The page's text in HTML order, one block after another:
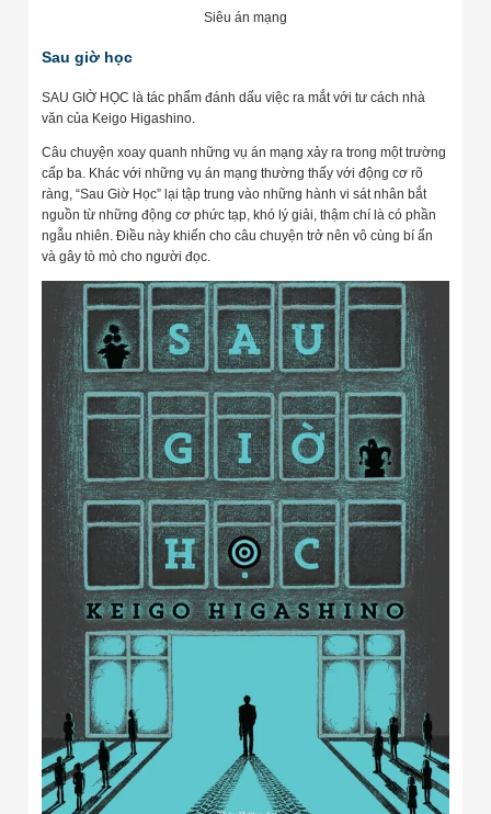
Siêu án mạng
Sau giờ học
SAU GIỜ HỌC là tác phẩm đánh dấu việc ra mắt với tư cách nhà
văn của Keigo Higashino.
Câu chuyện xoay quanh những vụ án mạng xảy ra trong một trường
cấp ba. Khác với những vụ án mạng thường thấy với động cơ rõ
ràng, “Sau Giờ Học” lại tập trung vào những hành vi sát nhân bắt
nguồn từ những động cơ phức tạp, khó lý giải, thậm chí là có phần
ngẫu nhiên. Điều này khiến cho câu chuyện trở nên vô cùng bí ẩn
và gây tò mò cho người đọc.